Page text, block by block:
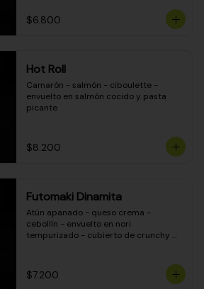
$6.800
Hot Roll
Camarón - salmón - ciboulette -
envuelto en salmón cocido y pasta
picante
$8.200
Futomaki Dinamita
Atún apanado - queso crema -
cebollín - envuelto en nori
tempurizado - cubierto de crunchy
$7.200